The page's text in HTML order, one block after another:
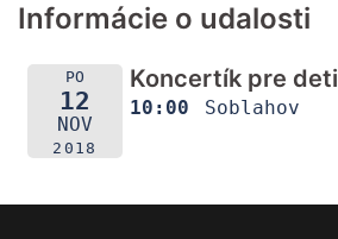
Informácie o udalosti
PO
12
NOV
2018
Koncertík pre deti
10:00 Soblahov